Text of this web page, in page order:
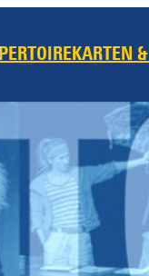
KARTEN